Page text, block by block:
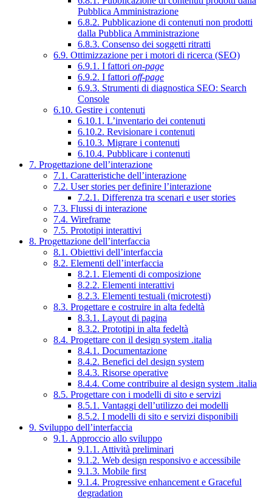
Pubblica Amministrazione
6.8.2. Pubblicazione di contenuti non prodotti
dalla Pubblica Amministrazione
6.8.3. Consenso dei soggetti ritratti
6.9. Ottimizzazione per i motori di ricerca (SEO)
6.9.1. I fattori on-page
6.9.2. I fattori off-page
6.9.3. Strumenti di diagnostica SEO: Search
Console
6.10. Gestire i contenuti
6.10.1. L’inventario dei contenuti
6.10.2. Revisionare i contenuti
6.10.3. Migrare i contenuti
6.10.4. Pubblicare i contenuti
7. Progettazione dell’interazione
7.1. Caratteristiche dell’interazione
7.2. User stories per definire l’interazione
7.2.1. Differenza tra scenari e user stories
7.3. Flussi di interazione
7.4. Wireframe
7.5. Prototipi interattivi
8. Progettazione dell’interfaccia
8.1. Obiettivi dell’interfaccia
8.2. Elementi dell’interfaccia
8.2.1. Elementi di composizione
8.2.2. Elementi interattivi
8.2.3. Elementi testuali (microtesti)
8.3. Progettare e costruire in alta fedeltà
8.3.1. Layout di pagina
8.3.2. Prototipi in alta fedeltà
8.4. Progettare con il design system .italia
8.4.1. Documentazione
8.4.2. Benefici del design system
8.4.3. Risorse operative
8.4.4. Come contribuire al design system .italia
8.5. Progettare con i modelli di sito e servizi
8.5.1. Vantaggi dell’utilizzo dei modelli
8.5.2. I modelli di sito e servizi disponibili
9. Sviluppo dell’interfaccia
9.1. Approccio allo sviluppo
9.1.1. Attività preliminari
9.1.2. Web design responsivo e accessibile
9.1.3. Mobile first
9.1.4. Progressive enhancement e Graceful
degradation